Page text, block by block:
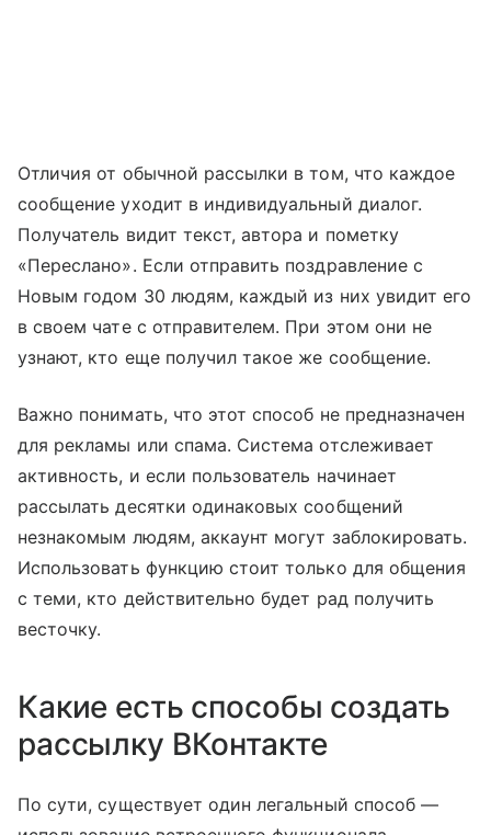
Отличия от обычной рассылки в том, что каждое
сообщение уходит в индивидуальный диалог.
Получатель видит текст, автора и пометку
«Переслано». Если отправить поздравление с
Новым годом 30 людям, каждый из них увидит его
в своем чате с отправителем. При этом они не
узнают, кто еще получил такое же сообщение.
Важно понимать, что этот способ не предназначен
для рекламы или спама. Система отслеживает
активность, и если пользователь начинает
рассылать десятки одинаковых сообщений
незнакомым людям, аккаунт могут заблокировать.
Использовать функцию стоит только для общения
с теми, кто действительно будет рад получить
весточку.
Какие есть способы создать
рассылку ВКонтакте
По сути, существует один легальный способ —